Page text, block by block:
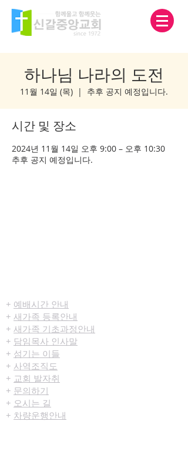
하나님 나라의 도전
11월 14일 (목)
  |
추후 공지 예정입니다.
시간 및 장소
2024년 11월 14일 오후 9:00 – 오후 10:30
추후 공지 예정입니다.
+ 예배시간 안내
+ 새가족 등록안내
+ 새가족 기초과정안내
+ 담임목사 인사말
+ 섬기는 이들
+ 사역조직도
+ 교회 발자취
+ 문의하기
+ 오시는 길
+ 차량운행안내